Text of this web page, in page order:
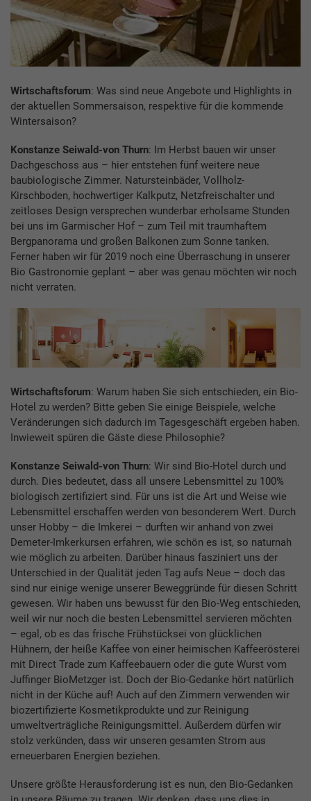
Wirtschaftsforum: Was sind neue Angebote und Highlights in
der aktuellen Sommersaison, respektive für die kommende
Wintersaison?
Konstanze Seiwald-von Thurn: Im Herbst bauen wir unser
Dachgeschoss aus – hier entstehen fünf weitere neue
baubiologische Zimmer. Natursteinbäder, Vollholz-
Kirschboden, hochwertiger Kalkputz, Netzfreischalter und
zeitloses Design versprechen wunderbar erholsame Stunden
bei uns im Garmischer Hof – zum Teil mit traumhaftem
Bergpanorama und großen Balkonen zum Sonne tanken.
Ferner haben wir für 2019 noch eine Überraschung in unserer
Bio Gastronomie geplant – aber was genau möchten wir noch
nicht verraten.
Wirtschaftsforum: Warum haben Sie sich entschieden, ein Bio-
Hotel zu werden? Bitte geben Sie einige Beispiele, welche
Veränderungen sich dadurch im Tagesgeschäft ergeben haben.
Inwieweit spüren die Gäste diese Philosophie?
Konstanze Seiwald-von Thurn: Wir sind Bio-Hotel durch und
durch. Dies bedeutet, dass all unsere Lebensmittel zu 100%
biologisch zertifiziert sind. Für uns ist die Art und Weise wie
Lebensmittel erschaffen werden von besonderem Wert. Durch
unser Hobby – die Imkerei – durften wir anhand von zwei
Demeter-Imkerkursen erfahren, wie schön es ist, so naturnah
wie möglich zu arbeiten. Darüber hinaus fasziniert uns der
Unterschied in der Qualität jeden Tag aufs Neue – doch das
sind nur einige wenige unserer Beweggründe für diesen Schritt
gewesen. Wir haben uns bewusst für den Bio-Weg entschieden,
weil wir nur noch die besten Lebensmittel servieren möchten
– egal, ob es das frische Frühstücksei von glücklichen
Hühnern, der heiße Kaffee von einer heimischen Kaffeerösterei
mit Direct Trade zum Kaffeebauern oder die gute Wurst vom
Juffinger BioMetzger ist. Doch der Bio-Gedanke hört natürlich
nicht in der Küche auf! Auch auf den Zimmern verwenden wir
biozertifizierte Kosmetikprodukte und zur Reinigung
umweltverträgliche Reinigungsmittel. Außerdem dürfen wir
stolz verkünden, dass wir unseren gesamten Strom aus
erneuerbaren Energien beziehen.
Unsere größte Herausforderung ist es nun, den Bio-Gedanken